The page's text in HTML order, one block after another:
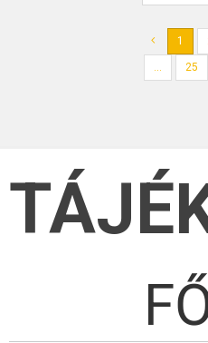
1
... 25